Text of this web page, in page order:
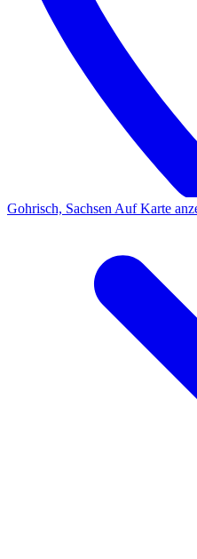
Gohrisch, Sachsen Auf Karte